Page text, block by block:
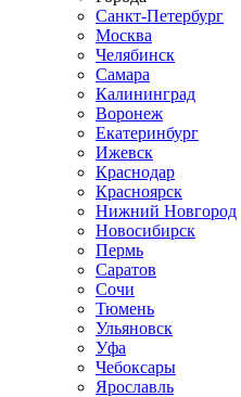
Санкт-Петербург
Москва
Челябинск
Самара
Калининград
Воронеж
Екатеринбург
Ижевск
Краснодар
Красноярск
Нижний Новгород
Новосибирск
Пермь
Саратов
Сочи
Тюмень
Ульяновск
Уфа
Чебоксары
Ярославль